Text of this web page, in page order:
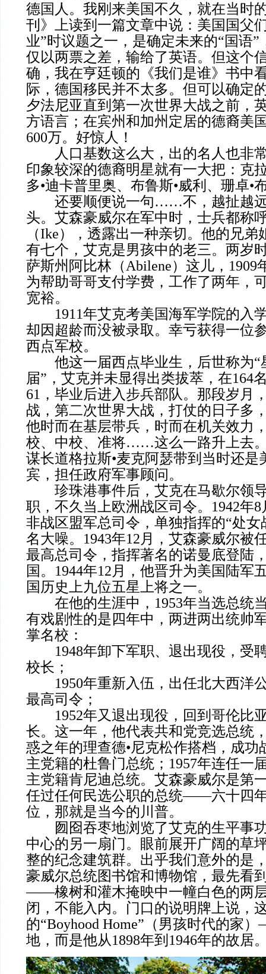
德国人。我刚来美国不久，就在当时
刊》上读到一篇文章中说：美国国父
业”时议题之一，是确定未来的“国语
仅以两票之差，输给了英语。但这个
确，我在亨廷顿的《我们是谁》书中
际，德国移民并不太多。但可以确定
夕法尼亚直到第一次世界大战之前，
方语言；在宾州和加州定居的德裔美
600万。好惊人！
人口基数这么大，出的名人也非
印象较深的德裔明星就有一大把：克
多•迪卡普里奥、布鲁斯•威利、珊卓
还要顺便说一句……不，越扯越远
头。艾森豪威尔在军中时，士兵都称
（Ike），透露出一种亲切。他的兄
有七个，艾克是男孩中的老三。两岁
萨斯州阿比林（Abilene）这儿，1909
为帮助哥哥支付学费，工作了两年，
宽裕。
1911年艾克考美国海军学院的入
却因超龄而没被录取。幸亏获得一位
西点军校。
他这一届西点毕业生，后世称为“
届”，艾克并未显得出类拔萃，在164
61，毕业后进入步兵部队。那段岁月
战，第二次世界大战，打仗的日子多
他时而在基层带兵，时而在机关效力
校、中校、准将……这么一路升上去
谋长道格拉斯•麦克阿瑟带到当时还是
宾，担任政府军事顾问。
珍珠港事件后，艾克在马歇尔领
职，不久当上欧洲战区司令。1942年
非战区盟军总司令，单独指挥的“处女
名大噪。1943年12月，艾森豪威尔被
最高总司令，指挥著名的诺曼底登陆
国。1944年12月，他晋升为美国陆军
国历史上九位五星上将之一。
在他的生涯中，1953年当选总统
有戏剧性的是四年中，两进两出统帅
掌名校：
1948年卸下军职、退出现役，受
校长；
1950年重新入伍，出任北大西洋
最高司令；
1952年又退出现役，回到哥伦比
长。这一年，他代表共和党竞选总统
惑之年的理查德•尼克松作搭档，成功
主党籍的杜鲁门总统；1957年连任一
主党籍肯尼迪总统。艾森豪威尔是第
任过任何民选公职的总统——六十四
位，那就是当今的川普。
囫囵吞枣地浏览了艾克的生平事
中心的另一扇门。眼前展开广阔的草
整的纪念建筑群。出乎我们意外的是
豪威尔总统图书馆和博物馆，最先看
——橡树和灌木掩映中一幢白色的两
闭，不能入内。门口的说明牌上说，
的“Boyhood Home”（男孩时代的家
地，而是他从1898年到1946年的故居